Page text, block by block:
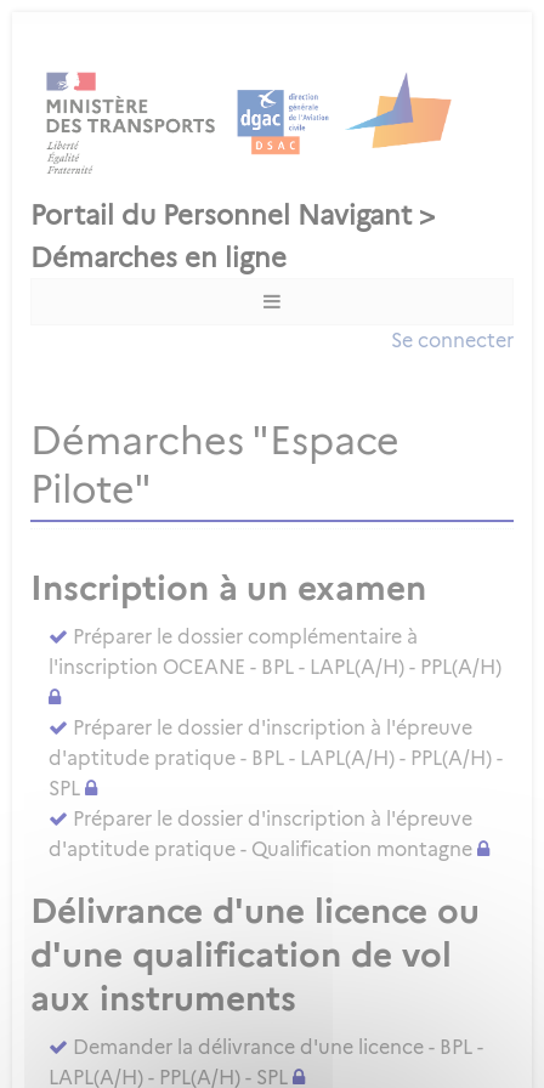
Se connecter
Démarches "Espace
Pilote"
Inscription à un examen
Préparer le dossier complémentaire à
l'inscription OCEANE - BPL - LAPL(A/H) - PPL(A/H)
Préparer le dossier d'inscription à l'épreuve
d'aptitude pratique - BPL - LAPL(A/H) - PPL(A/H) -
SPL
Préparer le dossier d'inscription à l'épreuve
d'aptitude pratique - Qualification montagne
Délivrance d'une licence ou
d'une qualification de vol
aux instruments
Demander la délivrance d'une licence - BPL -
LAPL(A/H) - PPL(A/H) - SPL